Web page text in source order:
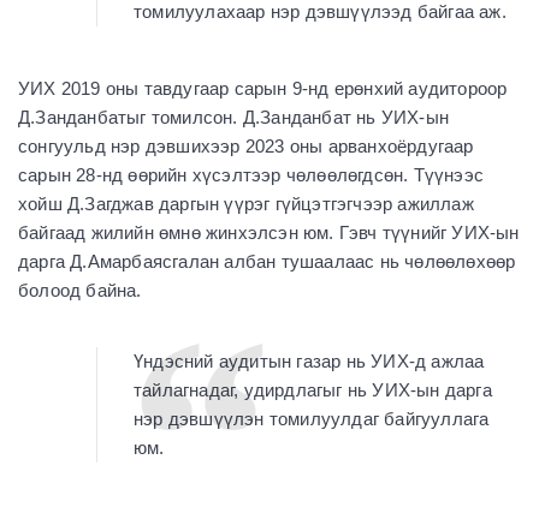
томилуулахаар нэр дэвшүүлээд байгаа аж.
УИХ 2019 оны тавдугаар сарын 9-нд ерөнхий аудитороор
Д.Занданбатыг томилсон. Д.Занданбат нь УИХ-ын
сонгуульд нэр дэвшихээр 2023 оны арванхоёрдугаар
сарын 28-нд өөрийн хүсэлтээр чөлөөлөгдсөн. Түүнээс
хойш Д.Загджав даргын үүрэг гүйцэтгэгчээр ажиллаж
байгаад жилийн өмнө жинхэлсэн юм. Гэвч түүнийг УИХ-ын
дарга Д.Амарбаясгалан албан тушаалаас нь чөлөөлөхөөр
болоод байна.
Үндэсний аудитын газар нь УИХ-д ажлаа
тайлагнадаг, удирдлагыг нь УИХ-ын дарга
нэр дэвшүүлэн томилуулдаг байгууллага
юм.